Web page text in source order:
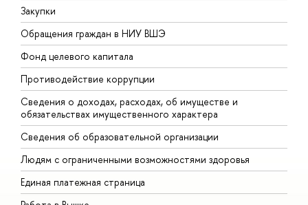
Закупки
Обращения граждан в НИУ ВШЭ
Фонд целевого капитала
Противодействие коррупции
Сведения о доходах, расходах, об имуществе и
обязательствах имущественного характера
Сведения об образовательной организации
Людям с ограниченными возможностями здоровья
Единая платежная страница